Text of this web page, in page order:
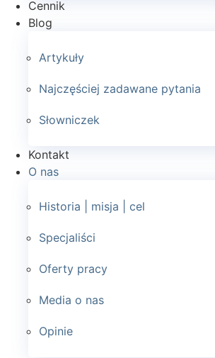
Cennik
Blog
Artykuły
Najczęściej zadawane pytania
Słowniczek
Kontakt
O nas
Historia | misja | cel
Specjaliści
Oferty pracy
Media o nas
Opinie